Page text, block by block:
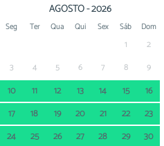
AGOSTO - 2026
Seg Ter Qua Qui Sex Sáb Dom
1
2
3
4 5 6 7 8 9
10 11 12 13 14 15
16
17
18 19 20 21 22
23
24
25 26 27 28 29
30